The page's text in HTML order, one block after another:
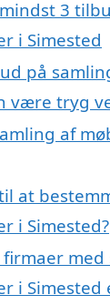
3
i Simested
på
være tryg
af
at
i Simested?
med
i Simested